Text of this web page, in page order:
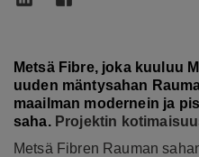
Metsä Fibre, joka kuuluu
uuden mäntysahan
maailman modernein ja
saha. Projektin
Metsä Fibren Rauman